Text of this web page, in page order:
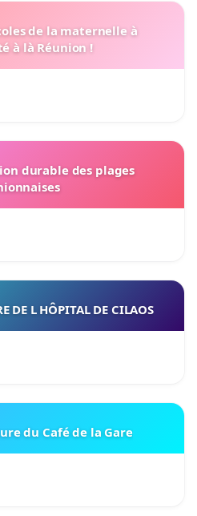
de la maternelle à
l’université à là Réunion !
durable des plages
DE L HÔPITAL DE CILAOS
du Café de la Gare